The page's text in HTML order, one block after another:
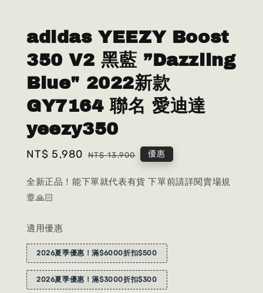
adidas YEEZY Boost
350 V2 黑藍 ”Dazzling
Blue" 2022新款
GY7164 聯名 愛迪達
yeezy350
Sale
NT$ 5,980 Regular
NT$ 13,900 優惠
全新正品！能下單就代表有貨 下單前請詳閱賣場規
章🙏🏻
適用優惠
2026夏季優惠！滿$6000折扣$500
2026夏季優惠！滿$3000折扣$300